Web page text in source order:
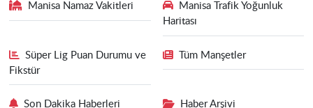
Manisa Namaz Vakitleri
Manisa Trafik Yoğunluk
Haritası
Süper Lig Puan Durumu ve
Fikstür
Tüm Manşetler
Son Dakika Haberleri Haber Arşivi